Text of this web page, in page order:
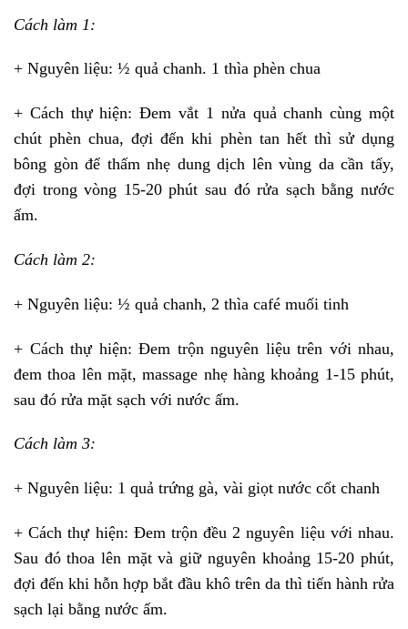
Cách làm 1:
+ Nguyên liệu: ½ quả chanh. 1 thìa phèn chua
+ Cách thự hiện: Đem vắt 1 nửa quả chanh cùng một
chút phèn chua, đợi đến khi phèn tan hết thì sử dụng
bông gòn để thấm nhẹ dung dịch lên vùng da cần tẩy,
đợi trong vòng 15-20 phút sau đó rửa sạch bằng nước
ấm.
Cách làm 2:
+ Nguyên liệu: ½ quả chanh, 2 thìa café muối tinh
+ Cách thự hiện: Đem trộn nguyên liệu trên với nhau,
đem thoa lên mặt, massage nhẹ hàng khoảng 1-15 phút,
sau đó rửa mặt sạch với nước ấm.
Cách làm 3:
+ Nguyên liệu: 1 quả trứng gà, vài giọt nước cốt chanh
+ Cách thự hiện: Đem trộn đều 2 nguyên liệu với nhau.
Sau đó thoa lên mặt và giữ nguyên khoảng 15-20 phút,
đợi đến khi hỗn hợp bắt đầu khô trên da thì tiến hành rửa
sạch lại bằng nước ấm.